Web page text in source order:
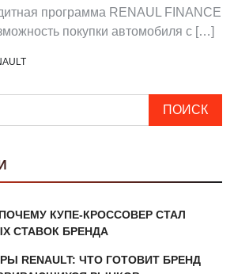
программа RENAUL FINANCE
покупки автомобиля с […]
ПОЧЕМУ КУПЕ-КРОССОВЕР СТАЛ
СТАВОК БРЕНДА
RENAULT: ЧТО ГОТОВИТ БРЕНД